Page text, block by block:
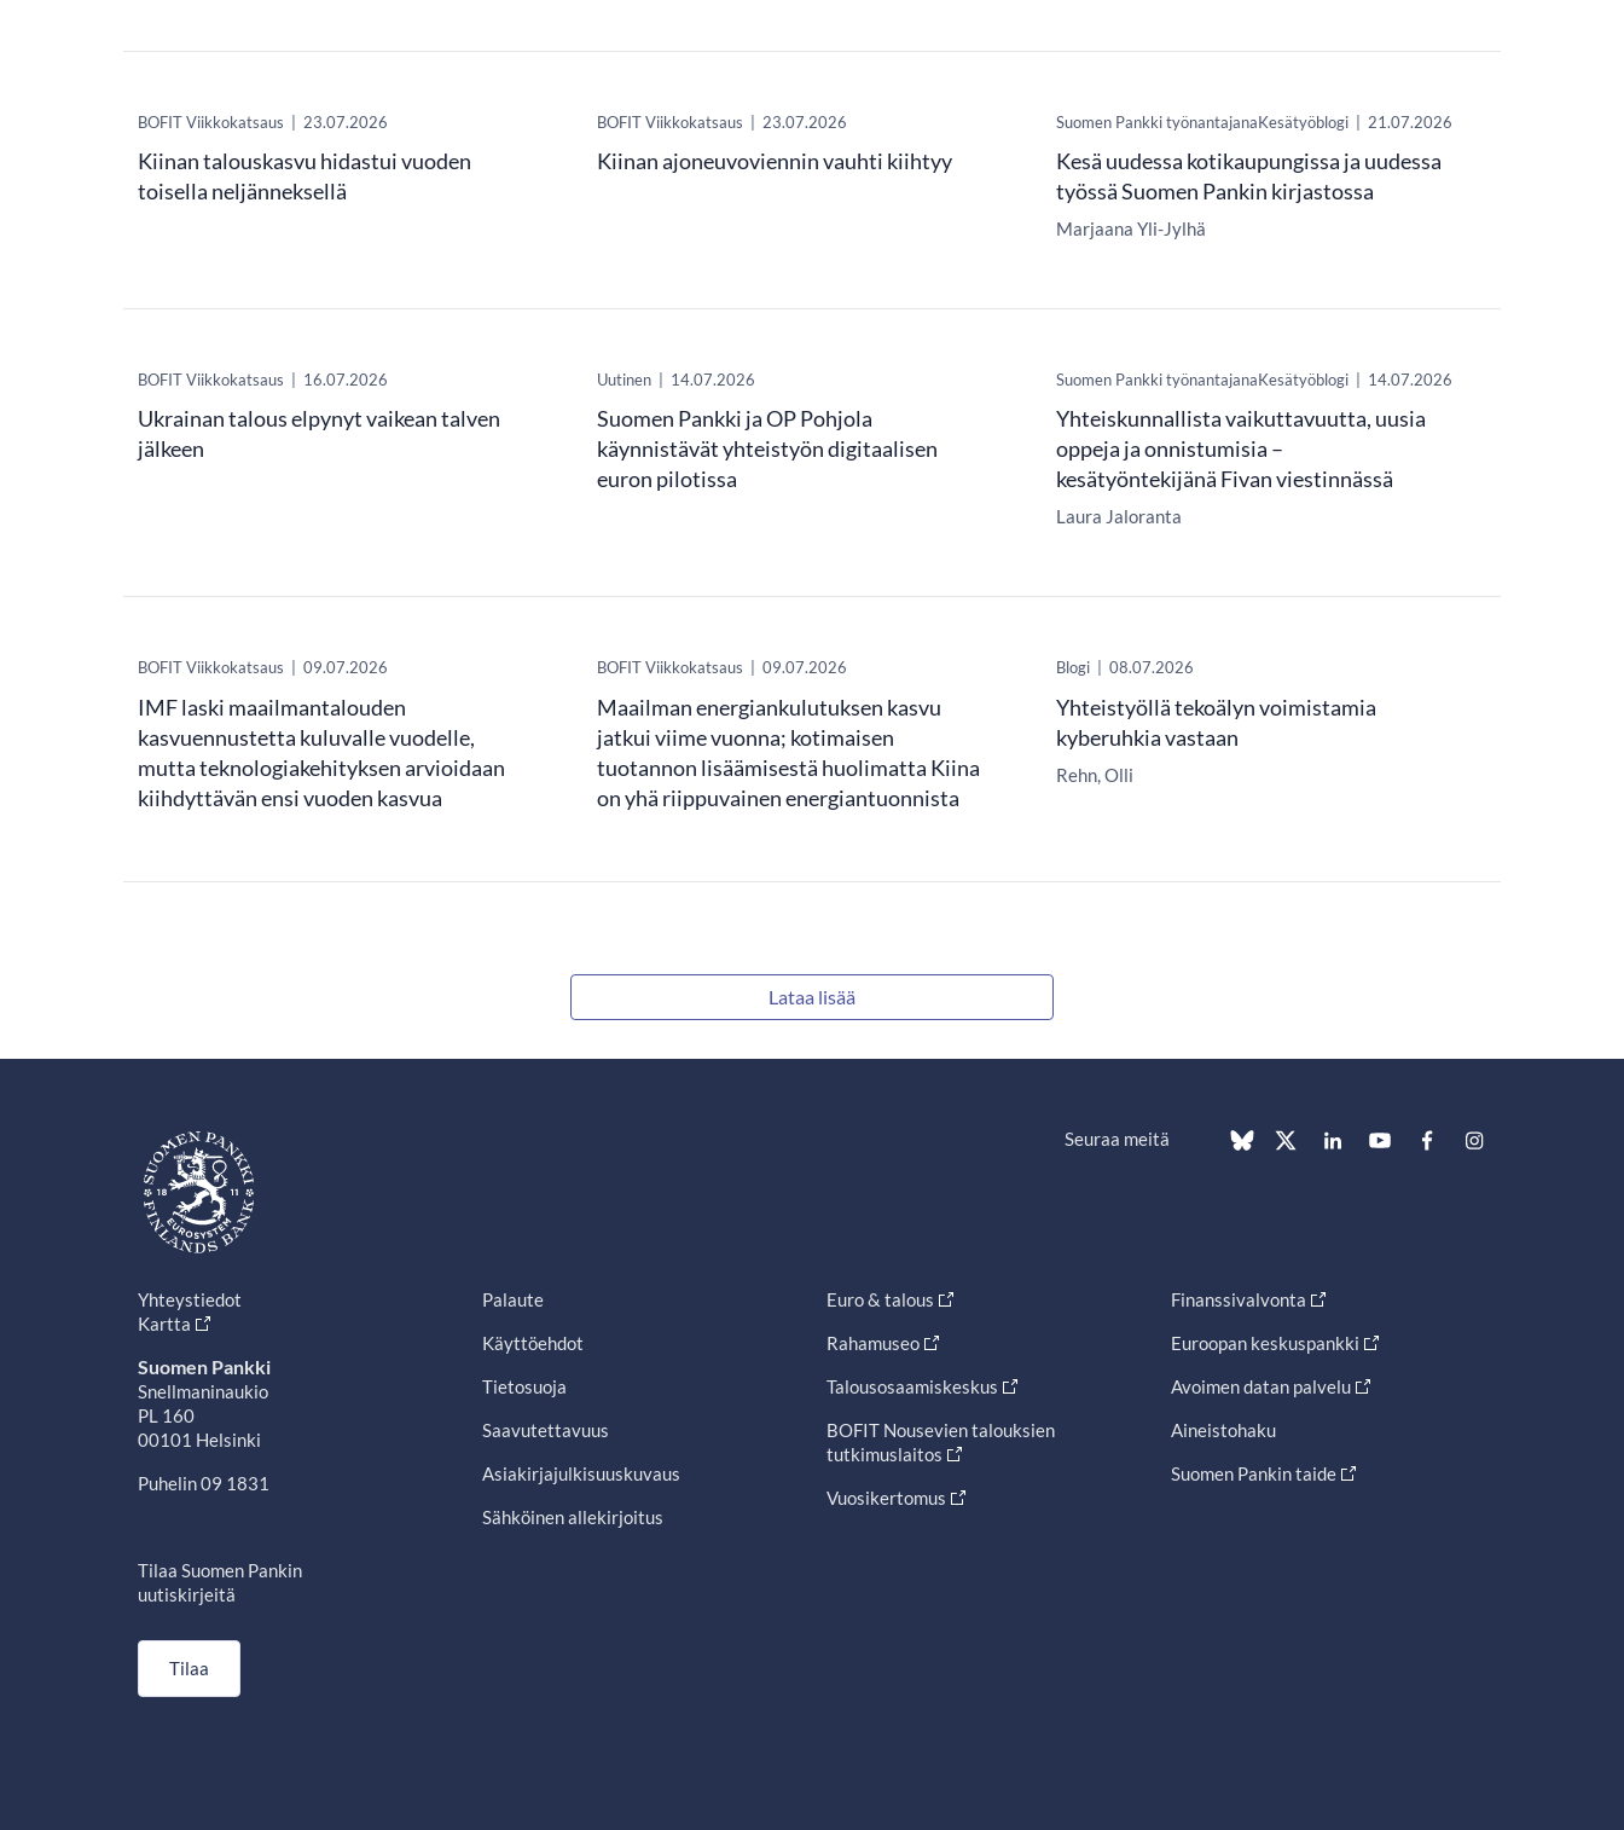
​BOFIT Viikkokatsaus 23.07.2026
Kiinan talouskasvu hidastui vuoden
toisella neljänneksellä
​BOFIT Viikkokatsaus 23.07.2026
Kiinan ajoneuvoviennin vauhti kiihtyy
Suomen Pankki työnantajanaKesätyöblogi 21.07.2026
Kesä uudessa kotikaupungissa ja uudessa
työssä Suomen Pankin kirjastossa
Marjaana Yli-Jylhä
​BOFIT Viikkokatsaus 16.07.2026
Ukrainan talous elpynyt vaikean talven
jälkeen
Uutinen 14.07.2026
Suomen Pankki ja OP Pohjola
käynnistävät yhteistyön digitaalisen
euron pilotissa
Suomen Pankki työnantajanaKesätyöblogi 14.07.2026
Yhteiskunnallista vaikuttavuutta, uusia
oppeja ja onnistumisia –
kesätyöntekijänä Fivan viestinnässä
Laura Jaloranta
​BOFIT Viikkokatsaus 09.07.2026
IMF laski maailmantalouden
kasvuennustetta kuluvalle vuodelle,
mutta teknologiakehityksen arvioidaan
kiihdyttävän ensi vuoden kasvua
​BOFIT Viikkokatsaus 09.07.2026
Maailman energiankulutuksen kasvu
jatkui viime vuonna; kotimaisen
tuotannon lisäämisestä huolimatta Kiina
on yhä riippuvainen energiantuonnista
Blogi 08.07.2026
Yhteistyöllä tekoälyn voimistamia
kyberuhkia vastaan
Rehn, Olli
Lataa lisää
Seuraa meitä
Yhteystiedot
Kartta
Suomen Pankki
Snellmaninaukio
PL 160
00101 Helsinki
Puhelin 09 1831
Tilaa Suomen Pankin
uutiskirjeitä
Tilaa
Palaute
Käyttöehdot
Tietosuoja
Saavutettavuus
Asiakirjajulkisuuskuvaus
Sähköinen allekirjoitus
Euro & talous
Rahamuseo
Talousosaamiskeskus
BOFIT Nousevien talouksien
tutkimuslaitos
Vuosikertomus
Finanssivalvonta
Euroopan keskuspankki
Avoimen datan palvelu
Aineistohaku
Suomen Pankin taide